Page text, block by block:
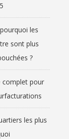
les
sont plus
?
complet pour
les plus